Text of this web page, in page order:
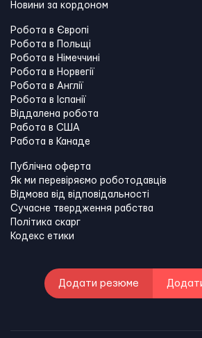
Новини за кордоном
Робота в Європі
Робота в Польщі
Робота в Німеччині
Робота в Норвегії
Робота в Англії
Робота в Іспанії
Віддалена робота
Работа в США
Работа в Канадe
Публічна оферта
Як ми перевіряємо роботодавців
Відмова від відповідальності
Сучасне твердження рабства
Політика скарг
Кодекс етики
Додати резюме